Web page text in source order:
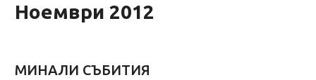
Ноември 2012
МИНАЛИ СЪБИТИЯ